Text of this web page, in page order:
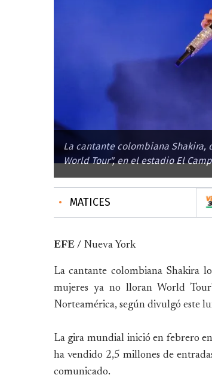
La cantante colombiana Shakira,
World Tour", en el estadio El
• MATICES
EFE / Nueva York
La cantante colombiana Shakira
mujeres ya no lloran World
Norteamérica, según divulgó este
La gira mundial inició en febrero
ha vendido 2,5 millones de
comunicado.